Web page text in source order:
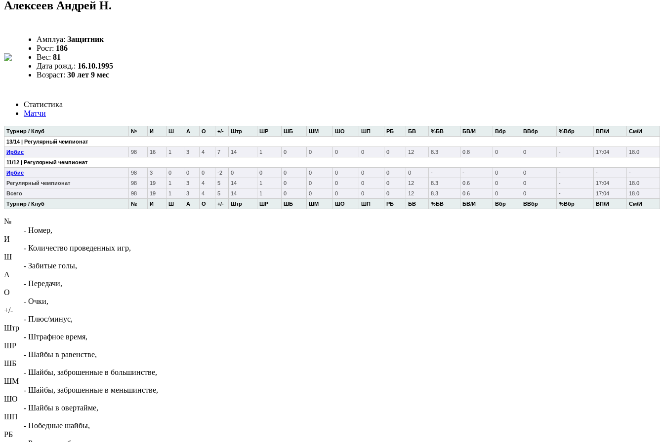
Алексеев Андрей Н.
Амплуа: Защитник
Рост: 186
Вес: 81
Дата рожд.: 16.10.1995
Возраст: 30 лет 9 мес
Статистика
Матчи
Турнир / Клуб № И Ш А О +/- Штр ШР ШБ ШМ ШО ШП РБ БВ %БВ БВ/И Вбр ВВбр %Вбр ВП/И См/И
Турнир / Клуб № И Ш А О +/- Штр ШР ШБ ШМ ШО ШП РБ БВ %БВ БВ/И Вбр ВВбр %Вбр ВП/И См/И
13/14 | Регулярный чемпионат
Ирбис
98 16 1 3 4 7 14 1 0 0 0 0 0 12 8.3 0.8 0 0 - 17:04
18.0
11/12 | Регулярный чемпионат
Ирбис
98 3 0 0 0 -2 0 0 0 0 0 0 0 0 - - 0 0 - -
-
Регулярный чемпионат
98 19 1 3 4 5 14 1 0 0 0 0 0 12 8.3 0.6 0 0 - 17:04
18.0
Всего
98 19 1 3 4 5 14 1 0 0 0 0 0 12 8.3 0.6 0 0 - 17:04 18.0
№
- Номер,
И
- Количество проведенных игр,
Ш
- Забитые голы,
А
- Передачи,
О
- Очки,
+/-
- Плюс/минус,
Штр
- Штрафное время,
ШР
- Шайбы в равенстве,
ШБ
- Шайбы, заброшенные в большинстве,
ШМ
- Шайбы, заброшенные в меньшинстве,
ШО
- Шайбы в овертайме,
ШП
- Победные шайбы,
РБ